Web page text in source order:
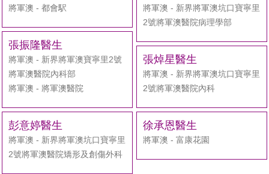
將軍澳 - 都會駅
將軍澳 - 新界將軍澳坑口寶寧里
2號將軍澳醫院病理學部
張振隆醫生
將軍澳 - 新界將軍澳寶寧里2號
將軍澳醫院內科部
將軍澳 - 將軍澳醫院
張焯星醫生
將軍澳 - 新界將軍澳坑口寶寧里
2號將軍澳醫院內科
彭意婷醫生
將軍澳 - 新界將軍澳坑口寶寧里
2號將軍澳醫院矯形及創傷外科
徐承恩醫生
將軍澳 - 富康花園